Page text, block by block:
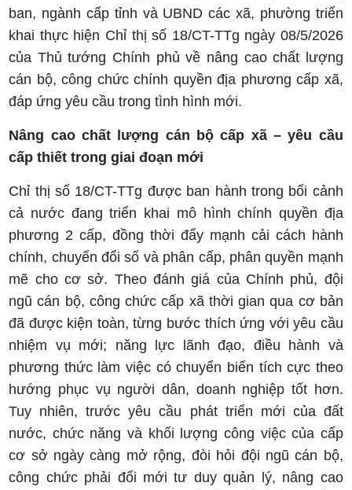
ban, ngành cấp tỉnh và UBND các xã, phường triển
khai thực hiện Chỉ thị số 18/CT-TTg ngày 08/5/2026
của Thủ tướng Chính phủ về nâng cao chất lượng
cán bộ, công chức chính quyền địa phương cấp xã,
đáp ứng yêu cầu trong tình hình mới.
Nâng cao chất lượng cán bộ cấp xã – yêu cầu
cấp thiết trong giai đoạn mới
Chỉ thị số 18/CT-TTg được ban hành trong bối cảnh
cả nước đang triển khai mô hình chính quyền địa
phương 2 cấp, đồng thời đẩy mạnh cải cách hành
chính, chuyển đổi số và phân cấp, phân quyền mạnh
mẽ cho cơ sở. Theo đánh giá của Chính phủ, đội
ngũ cán bộ, công chức cấp xã thời gian qua cơ bản
đã được kiện toàn, từng bước thích ứng với yêu cầu
nhiệm vụ mới; năng lực lãnh đạo, điều hành và
phương thức làm việc có chuyển biến tích cực theo
hướng phục vụ người dân, doanh nghiệp tốt hơn.
Tuy nhiên, trước yêu cầu phát triển mới của đất
nước, chức năng và khối lượng công việc của cấp
cơ sở ngày càng mở rộng, đòi hỏi đội ngũ cán bộ,
công chức phải đổi mới tư duy quản lý, nâng cao